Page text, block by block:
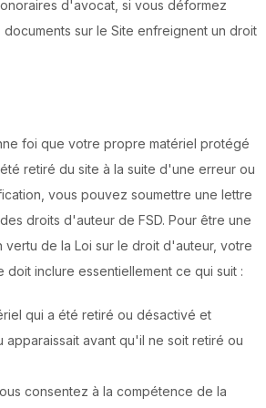
d'avocat, si vous déformez
sur le Site enfreignent un droit
foi que votre propre matériel protégé
retiré du site à la suite d'une erreur ou
vous pouvez soumettre une lettre
droits d'auteur de FSD. Pour être une
de la Loi sur le droit d'auteur, votre
inclure essentiellement ce qui suit :
qui a été retiré ou désactivé et
apparaissait avant qu'il ne soit retiré ou
consentez à la compétence de la